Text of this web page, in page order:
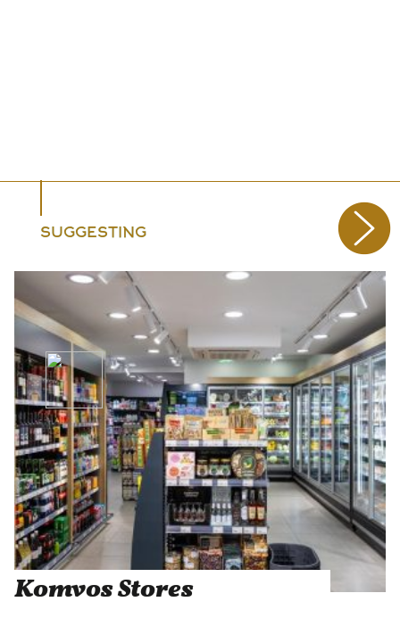
SUGGESTING
Komvos Stores